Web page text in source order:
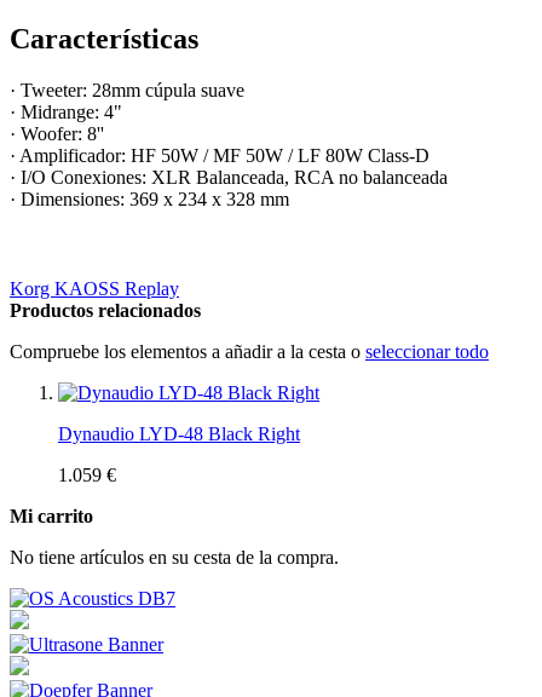
Características
· Tweeter: 28mm cúpula suave
· Midrange: 4"
· Woofer: 8''
· Amplificador: HF 50W / MF 50W / LF 80W Class-D
· I/O Conexiones: XLR Balanceada, RCA no balanceada
· Dimensiones: 369 x 234 x 328 mm
Korg KAOSS Replay
Productos relacionados
Compruebe los elementos a añadir a la cesta o seleccionar todo
Dynaudio LYD-48 Black Right
1.059 €
Mi carrito
No tiene artículos en su cesta de la compra.